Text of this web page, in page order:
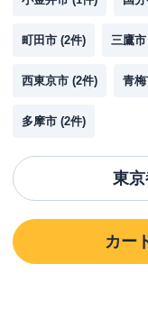
町田市 (2件) 三鷹市
西東京市 (2件) 青
多摩市 (2件)
東
カー